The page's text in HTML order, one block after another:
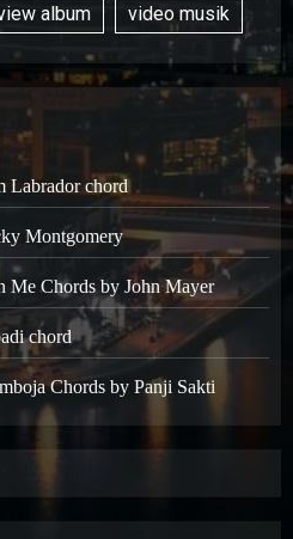
album video musik
Labrador chord
Montgomery
Me Chords by John Mayer
chord
Chords by Panji Sakti